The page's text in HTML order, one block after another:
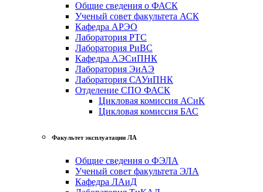
Общие сведения о ФАСК
Ученый совет факультета АСК
Кафедра АРЭО
Лаборатория РТС
Лаборатория РиВС
Кафедра АЭСиПНК
Лаборатория ЭиАЭ
Лаборатория САУиПНК
Отделение СПО ФАСК
Цикловая комиссия АСиК
Цикловая комиссия БАС
Факультет эксплуатации ЛА
Общие сведения о ФЭЛА
Ученый совет факультета ЭЛА
Кафедра ЛАиД